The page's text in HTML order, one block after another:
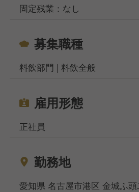
固定残業：なし
募集職種
料飲部門 | 料飲全般
雇用形態
正社員
勤務地
愛知県 名古屋市港区 金城ふ頭